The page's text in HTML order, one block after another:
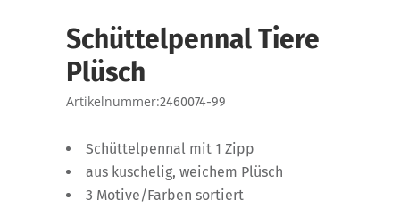
Schüttelpennal Tiere
Plüsch
Artikelnummer:2460074-99
Schüttelpennal mit 1 Zipp
aus kuschelig, weichem Plüsch
3 Motive/Farben sortiert